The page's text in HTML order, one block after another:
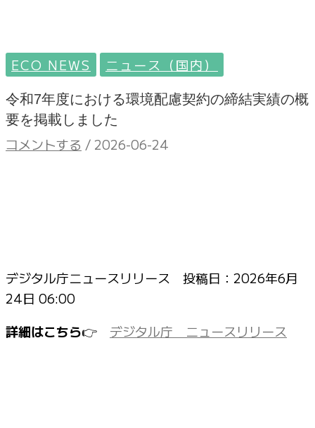
ECO NEWS ニュース（国内）
令和7年度における環境配慮契約の締結実績の概
要を掲載しました
コメントする / 2026-06-24
デジタル庁ニュースリリース 投稿日： 2026年6月
24日 06:00
詳細はこちら👉 デジタル庁 ニュースリリース